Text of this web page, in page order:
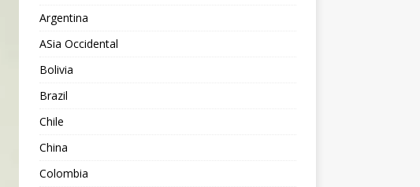
Argentina
ASia Occidental
Bolivia
Brazil
Chile
China
Colombia